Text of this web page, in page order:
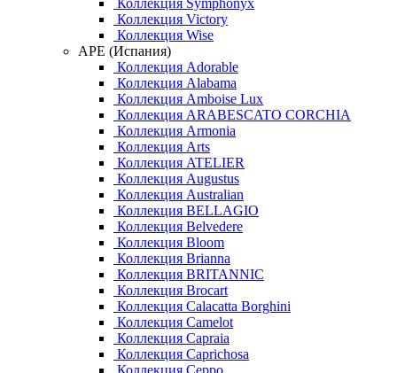
Коллекция Symphonyx
Коллекция Victory
Коллекция Wise
APE (Испания)
Коллекция Adorable
Коллекция Alabama
Коллекция Amboise Lux
Коллекция ARABESCATO CORCHIA
Коллекция Armonia
Коллекция Arts
Коллекция ATELIER
Коллекция Augustus
Коллекция Australian
Коллекция BELLAGIO
Коллекция Belvedere
Коллекция Bloom
Коллекция Brianna
Коллекция BRITANNIC
Коллекция Brocart
Коллекция Calacatta Borghini
Коллекция Camelot
Коллекция Capraia
Коллекция Caprichosa
Коллекция Ceppo